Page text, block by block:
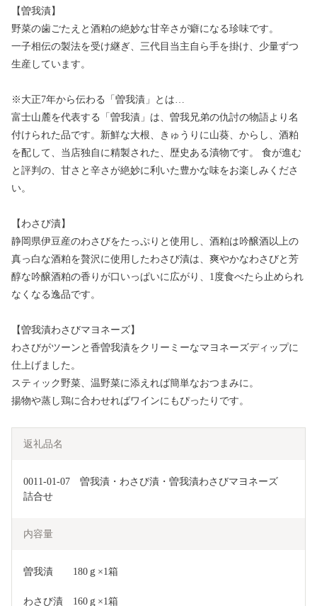
【曽我漬】
野菜の歯ごたえと酒粕の絶妙な甘辛さが癖になる珍味です。
一子相伝の製法を受け継ぎ、三代目当主自ら手を掛け、少量ずつ
生産しています。
※大正7年から伝わる「曽我漬」とは…
富士山麓を代表する「曽我漬」は、曽我兄弟の仇討の物語より名
付けられた品です。新鮮な大根、きゅうりに山葵、からし、酒粕
を配して、当店独自に精製された、歴史ある漬物です。 食が進む
と評判の、甘さと辛さが絶妙に利いた豊かな味をお楽しみくださ
い。
【わさび漬】
静岡県伊豆産のわさびをたっぷりと使用し、酒粕は吟醸酒以上の
真っ白な酒粕を贅沢に使用したわさび漬は、爽やかなわさびと芳
醇な吟醸酒粕の香りが口いっぱいに広がり、1度食べたら止められ
なくなる逸品です。
【曽我漬わさびマヨネーズ】
わさびがツーンと香曽我漬をクリーミーなマヨネーズディップに
仕上げました。
スティック野菜、温野菜に添えれば簡単なおつまみに。
揚物や蒸し鶏に合わせればワインにもぴったりです。
返礼品名
0011-01-07　曽我漬・わさび漬・曽我漬わさびマヨネーズ
詰合せ
内容量
曽我漬　　180ｇ×1箱
わさび漬　160ｇ×1箱